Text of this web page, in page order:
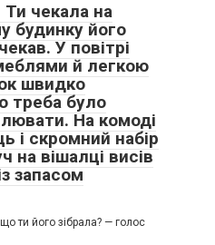
чекала на
будинку його
У повітрі
й легкою
швидко
треба було
На комоді
і скромний набір
на вішалці висів
запасом
ти його зібрала? — голос